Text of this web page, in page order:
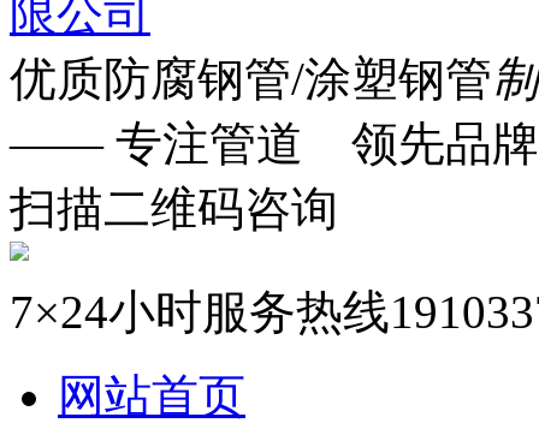
优质防腐钢管/涂塑钢管
—— 专注管道 领先品
扫描二维码咨询
7×24小时服务热线
网站首页